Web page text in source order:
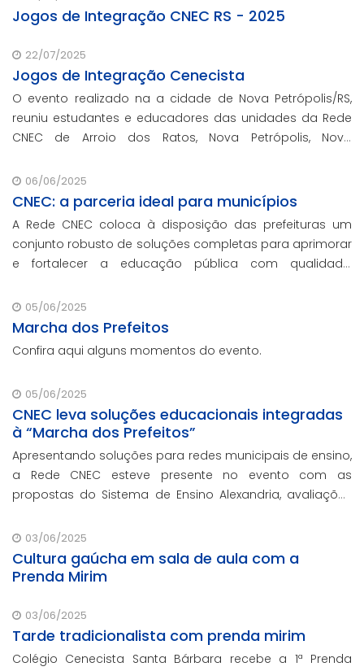
Jogos de Integração CNEC RS - 2025
22/07/2025
Jogos de Integração Cenecista
O evento realizado na a cidade de Nova Petrópolis/RS,
reuniu estudantes e educadores das unidades da Rede
CNEC de Arroio dos Ratos, Nova Petrópolis, Novo
06/06/2025
CNEC: a parceria ideal para municípios
A Rede CNEC coloca à disposição das prefeituras um
conjunto robusto de soluções completas para aprimorar
e fortalecer a educação pública com qualidade,
que não participaram da Marcha dos Prefeito
05/06/2025
Marcha dos Prefeitos
Confira aqui alguns momentos do evento.
05/06/2025
CNEC leva soluções educacionais integradas
à “Marcha dos Prefeitos”
Apresentando soluções para redes municipais de ensino,
a Rede CNEC esteve presente no evento com as
propostas do Sistema de Ensino Alexandria, avaliações
escolar e parcerias com prefeituras durante ev
03/06/2025
Cultura gaúcha em sala de aula com a
Prenda Mirim
03/06/2025
Tarde tradicionalista com prenda mirim
Colégio Cenecista Santa Bárbara recebe a 1ª Prenda